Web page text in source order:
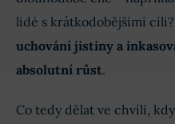
lidé s krátkodobějšími cíli?
uchování jistiny a
absolutní růst.
Co tedy dělat ve chvíli,